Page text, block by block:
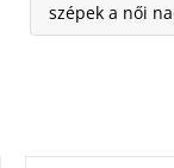
szépek a női